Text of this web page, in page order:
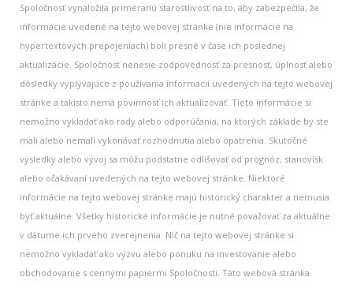
Spoločnosť vynaložila primeranú starostlivosť na to, aby zabezpečila, že
informácie uvedené na tejto webovej stránke (nie informácie na
hypertextových prepojeniach) boli presné v čase ich poslednej
aktualizácie. Spoločnosť nenesie zodpovednosť za presnosť, úplnosť alebo
dôsledky vyplývajúce z používania informácií uvedených na tejto webovej
stránke a takisto nemá povinnosť ich aktualizovať. Tieto informácie si
nemožno vykladať ako rady alebo odporúčania, na ktorých základe by ste
mali alebo nemali vykonávať rozhodnutia alebo opatrenia. Skutočné
výsledky alebo vývoj sa môžu podstatne odlišovať od prognóz, stanovísk
alebo očakávaní uvedených na tejto webovej stránke. Niektoré
informácie na tejto webovej stránke majú historický charakter a nemusia
byť aktuálne. Všetky historické informácie je nutné považovať za aktuálne
v dátume ich prvého zverejnenia. Nič na tejto webovej stránke si
nemožno vykladať ako výzvu alebo ponuku na investovanie alebo
obchodovanie s cennými papiermi Spoločnosti. Táto webová stránka